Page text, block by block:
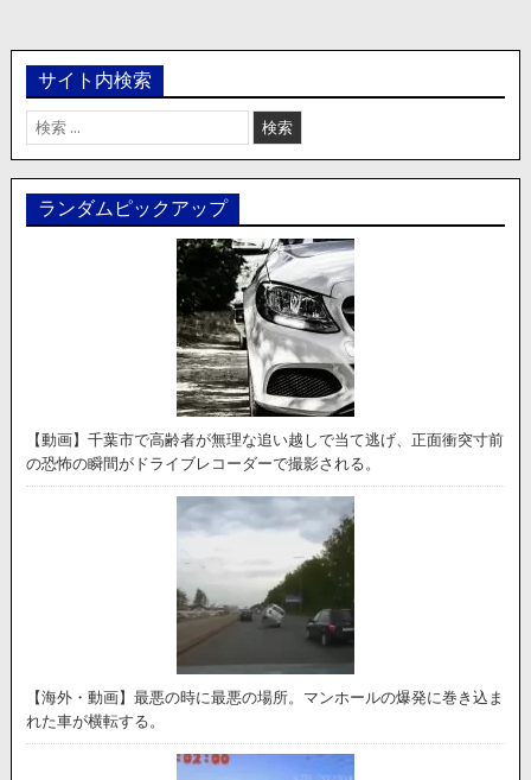
サイト内検索
検
索:
ランダムピックアップ
【動画】千葉市で高齢者が無理な追い越しで当て逃げ、正面衝突寸前
の恐怖の瞬間がドライブレコーダーで撮影される。
【海外・動画】最悪の時に最悪の場所。マンホールの爆発に巻き込ま
れた車が横転する。